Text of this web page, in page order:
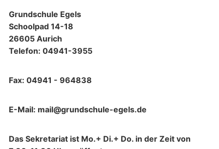
Grundschule Egels
Schoolpad 14-18
26605 Aurich
Telefon: 04941-3955
Fax: 04941 - 964838
E-Mail: mail@grundschule-egels.de
Das Sekretariat ist Mo.+ Di.+ Do. in der Zeit von